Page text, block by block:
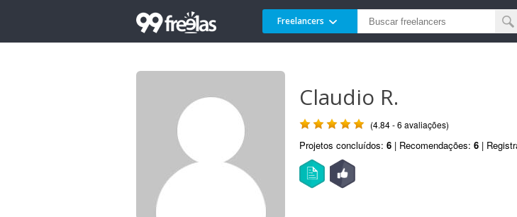
Freelancers
Claudio R.
(4.84 - 6 avaliações)
Projetos concluídos: 6 | Recomendações: 6 |